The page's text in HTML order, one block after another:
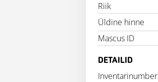
Riik
Üldine hinne
Mascus ID
DETAILID
Inventarinumber